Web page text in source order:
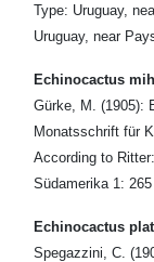
Type: Uruguay,
Uruguay, near
Echinocactus
Gürke, M. (1905):
Monatsschrift für
According to
Südamerika 1: 265
Echinocactus
Spegazzini, C.